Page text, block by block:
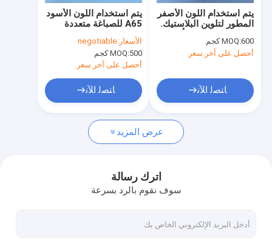
رقابة جودة
اتصل بنا
أخبار
اطلب اقتباس
ماستر لون البلاستيك
ماستر بلاستيك أسود
CaCO3 حشو ماستر
يتم استخدام اللون الأسود
A65 للصباغة متعددة
الوظائف للمصابيح
المقولبة بالحقن. لديها
أداء صباغة ممتاز ووقت
تخزين طويل.
الأسعار:negotiable
MOQ:500 كجم
أحصل على آخر سعر
ﺎﺘﺼﻟ ﺍﻶﻧ
يتم استخدام اللون الأصفر
المطور لتلوين البلاستيك.
ويوفر نتائج تلوين أفضل.
MOQ:600 كجم
أحصل على آخر سعر
ﺎﺘﺼﻟ ﺍﻶﻧ
عرض المزيد
اترك رسالة
سوف نقوم بالرد بسرعة